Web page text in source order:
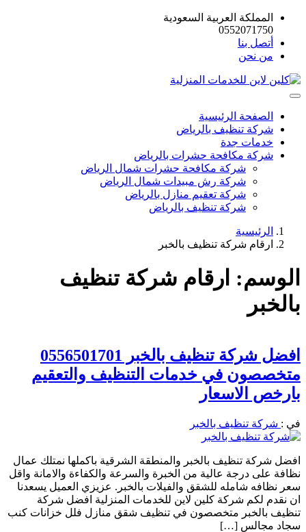
المملكة العربية السعودية
0552071750
أتصل بنا
من نحن
الصفحة الرئيسية
شركة تنظيف بالرياض
خدمات جدة
شركة مكافحة حشرات بالرياض
شركة مكافحة حشرات شمال الرياض
شركة رش مبيدات شمال الرياض
شركة تعقيم منازل بالرياض
شركة تنظيف بالرياض
الرئيسية
ارقام شركة تنظيف بالخبر
الوسم: ارقام شركة تنظيف
بالخبر
افضل شركة تنظيف بالخبر 0556501701
متخصصون في خدمات التنظيف والتعقيم
بارخص الاسعار
في : شركة تنظيف بالخبر
افضل شركة تنظيف بالخبر والمنطقة الشرقية باكملها نمتلك عمال
نظافة على درجة عالية من الخبرة والسرعة والكفاءة والامانة واقل
سعر نظافه شامله للشقق والفيلات بالخبر. عزيزي العميل يسعدنا
ان نقدم لكم شركة كلين لاين للخدمات المنزلية افضل شركة
تنظيف بالخبر متخصصون في تنظيف شقق منازل فلل خزانات كنب
سجاد مجالس […]